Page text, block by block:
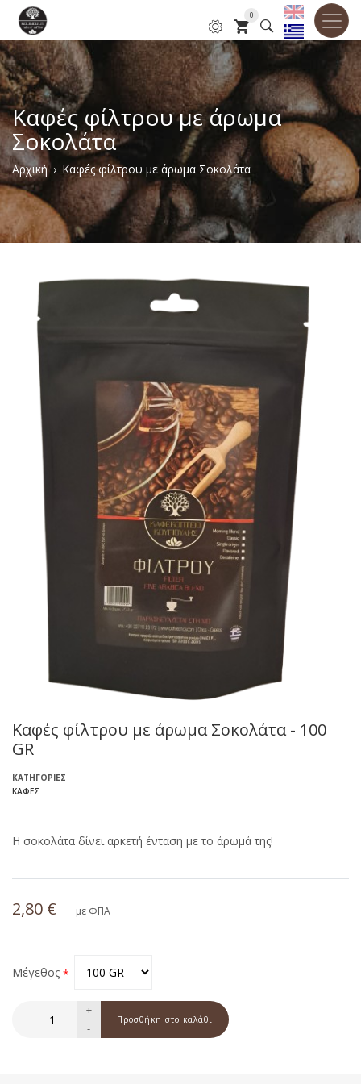
Παράκαμψη
προς
το
κυρίως
περιεχόμενο
0
Καφές φίλτρου με άρωμα
Σοκολάτα
Breadcrumb
Αρχική Καφές φίλτρου με άρωμα Σοκολάτα
Καφές φίλτρου με άρωμα Σοκολάτα - 100
GR
ΚΑΤΗΓΟΡΊΕΣ
ΚΑΦΈΣ
Η σοκολάτα δίνει αρκετή ένταση με το άρωμά της!
2,80 € με ΦΠΑ
Μέγεθος
-
+